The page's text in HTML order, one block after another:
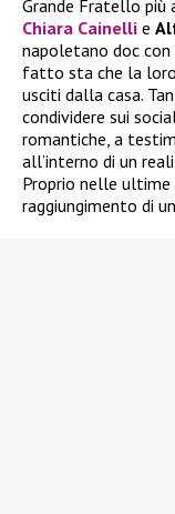
Grande Fratello più
Chiara Cainelli e
napoletano doc
fatto sta che la
usciti dalla casa.
condividere sui
romantiche, a
all’interno di un
Proprio nelle ultime
raggiungimento di